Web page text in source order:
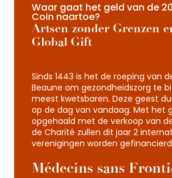
Waar gaat het geld van de
Coin naartoe?
Artsen zonder Grenzen
Global Gift
Sinds 1443 is het de roeping van
Beaune om gezondheidszorg te
meest kwetsbaren. Deze geest
op de dag van vandaag. Met het
opgehaald met de verkoop van
de Charité zullen dit jaar 2
verenigingen worden
Médecins sans